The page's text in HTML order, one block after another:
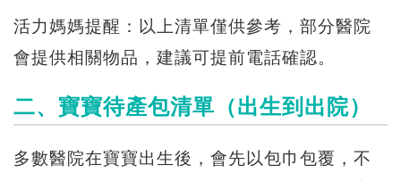
活力媽媽提醒：以上清單僅供參考，部分醫院
會提供相關物品，建議可提前電話確認。
二、寶寶待產包清單（出生到出院）
多數醫院在寶寶出生後，會先以包巾包覆，不